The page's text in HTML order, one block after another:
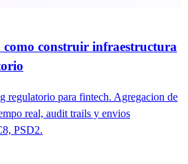
como construir infraestructura
regulatorio para fintech. Agregacion de
real, audit trails y envios
PSD2.